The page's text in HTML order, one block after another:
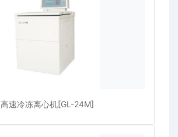
高速冷冻离心机[GL-24M]